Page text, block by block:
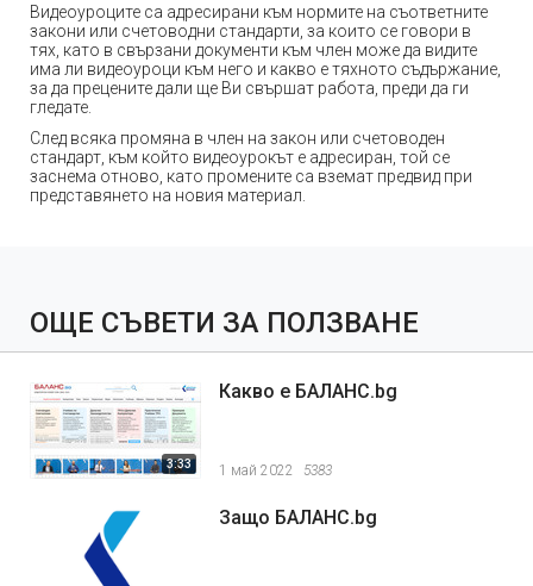
Видеоуроците са адресирани към нормите на съответните
закони или счетоводни стандарти, за които се говори в
тях, като в свързани документи към член може да видите
има ли видеоуроци към него и какво е тяхното съдържание,
за да прецените дали ще Ви свършат работа, преди да ги
гледате.
След всяка промяна в член на закон или счетоводен
стандарт, към който видеоурокът е адресиран, той се
заснема отново, като промените са вземат предвид при
представянето на новия материал.
ОЩЕ СЪВЕТИ ЗА ПОЛЗВАНЕ
3:33
Какво е БАЛАНС.bg
1 май 2022 5383
Защо БАЛАНС.bg